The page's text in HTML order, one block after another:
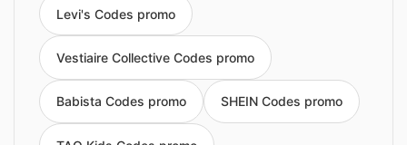
Levi's Codes promo
Vestiaire Collective Codes promo
Babista Codes promo SHEIN Codes promo